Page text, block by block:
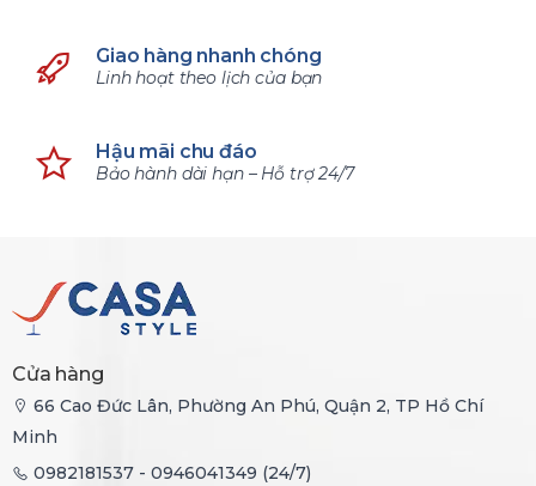
Giao hàng nhanh chóng
Linh hoạt theo lịch của bạn
Hậu mãi chu đáo
Bảo hành dài hạn – Hỗ trợ 24/7
Cửa hàng
66 Cao Đức Lân, Phường An Phú, Quận 2, TP Hồ Chí
Minh
0982181537 - 0946041349 (24/7)